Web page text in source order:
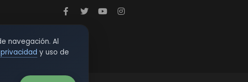
navegación. Al
y uso de